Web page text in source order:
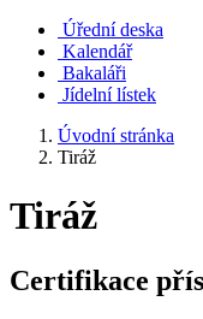
Úřední deska
Kalendář
Bakaláři
Jídelní lístek
Úvodní stránka
Tiráž
Tiráž
Certifikace